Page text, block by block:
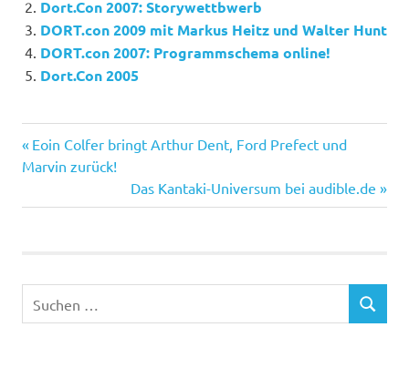
Dort.Con 2007: Storywettbwerb
DORT.con 2009 mit Markus Heitz und Walter Hunt
DORT.con 2007: Programmschema online!
Dort.Con 2005
Beitragsnavigation
Vorheriger
Beitrag:
Eoin Colfer bringt Arthur Dent, Ford Prefect und
Marvin zurück!
Nächster
Beitrag:
Das Kantaki-Universum bei audible.de
nach:
SUCHEN